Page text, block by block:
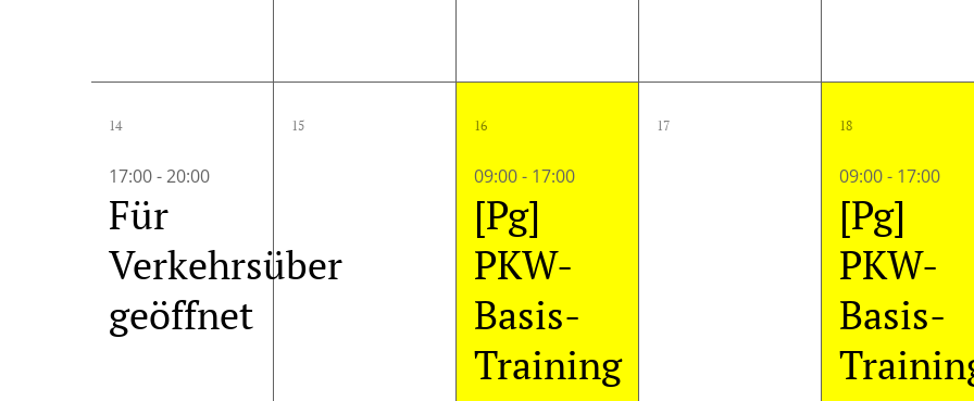
1
Veranstaltung,
14
17:00-20:00
Für
Verkehrsüber
geöffnet
0
Veranstaltungen,
15
2
Veranstaltungen,
16
09:00- 17:00
[Pg]
PKW-
Basis-
Training
0
Veranstaltungen,
17
2
18
09:00- 17:00
[Pg]
PKW-
Basis-